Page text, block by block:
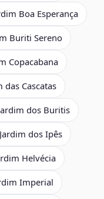
Boa Esperança
Buriti Sereno
Copacabana
das Cascatas
dos Buritis
Jardim dos Ipês
Helvécia
Imperial